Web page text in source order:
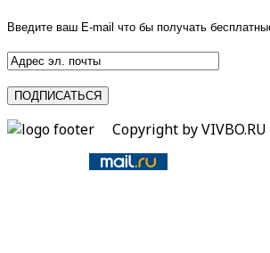
Введите ваш E-mail что бы получать
Copyright by